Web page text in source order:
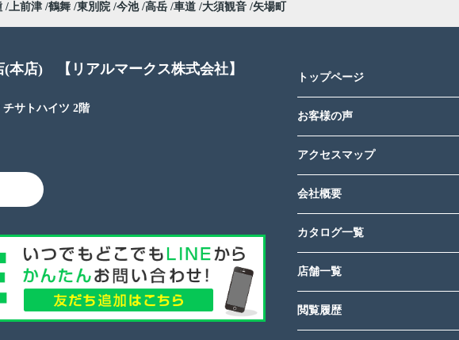
上前津 鶴舞 東別院 今池 高岳 車道 大須観音 矢場町
本店) 【リアルマークス株式会社】
サトハイツ 2階
トップページ
お客様の声
アクセスマップ
会社概要
カタログ一覧
店舗一覧
閲覧履歴